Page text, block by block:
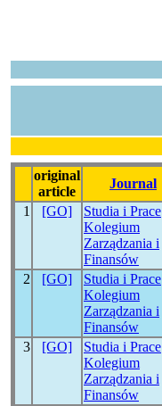
original
article
Journal
1
[GO]
Studia i Prace
Kolegium
Zarządzania i
Finansów
2 [GO]
Studia i Prace
Kolegium
Zarządzania i
Finansów
3 [GO]
Studia i Prace
Kolegium
Zarządzania i
Finansów